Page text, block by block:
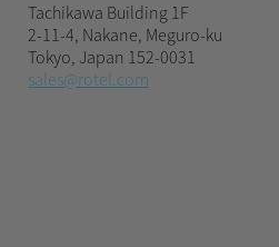
Tachikawa Building 1F
2-11-4, Nakane, Meguro-ku
Tokyo, Japan 152-0031
sales@rotel.com